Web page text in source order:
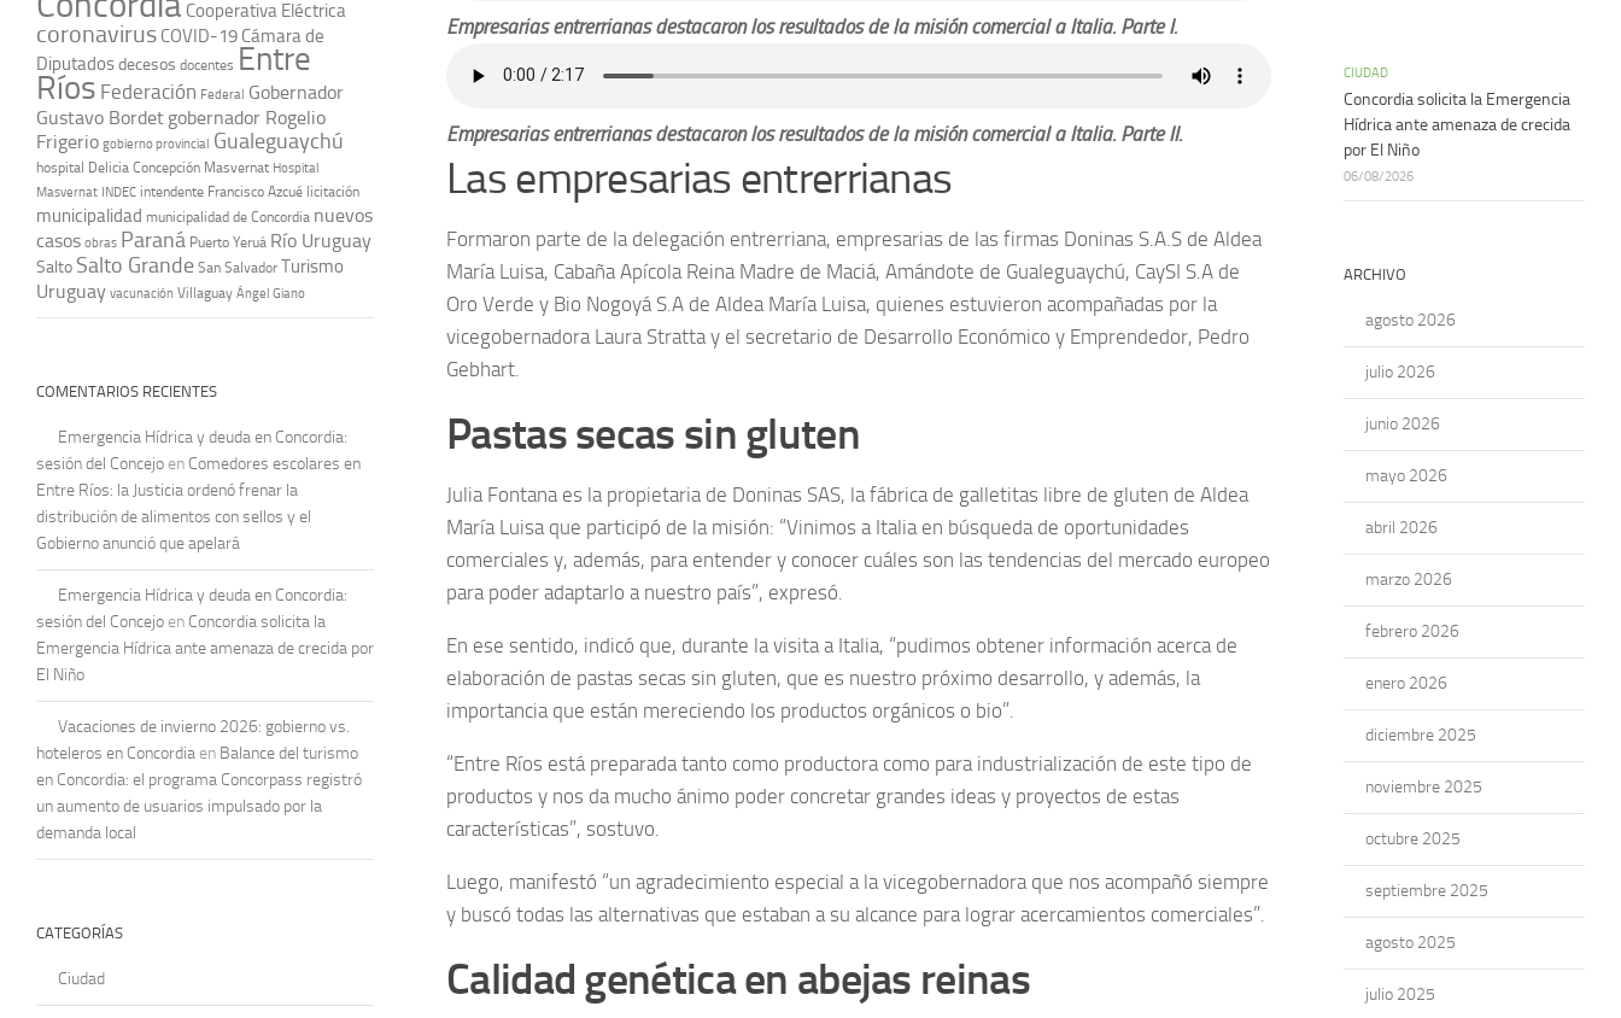
Empresarias entrerrianas destacaron los resultados de la misión comercial a Italia. Parte I.
Empresarias entrerrianas destacaron los resultados de la misión comercial a Italia. Parte II.
Las empresarias entrerrianas
Formaron parte de la delegación entrerriana, empresarias de las firmas Doninas S.A.S de Aldea
María Luisa, Cabaña Apícola Reina Madre de Maciá, Amándote de Gualeguaychú, CaySI S.A de
Oro Verde y Bio Nogoyá S.A de Aldea María Luisa, quienes estuvieron acompañadas por la
vicegobernadora Laura Stratta y el secretario de Desarrollo Económico y Emprendedor, Pedro
Gebhart.
Pastas secas sin gluten
Julia Fontana es la propietaria de Doninas SAS, la fábrica de galletitas libre de gluten de Aldea
María Luisa que participó de la misión: “Vinimos a Italia en búsqueda de oportunidades
comerciales y, además, para entender y conocer cuáles son las tendencias del mercado europeo
para poder adaptarlo a nuestro país”, expresó.
En ese sentido, indicó que, durante la visita a Italia, “pudimos obtener información acerca de
elaboración de pastas secas sin gluten, que es nuestro próximo desarrollo, y además, la
importancia que están mereciendo los productos orgánicos o bio”.
“Entre Ríos está preparada tanto como productora como para industrialización de este tipo de
productos y nos da mucho ánimo poder concretar grandes ideas y proyectos de estas
características”, sostuvo.
Luego, manifestó “un agradecimiento especial a la vicegobernadora que nos acompañó siempre
y buscó todas las alternativas que estaban a su alcance para lograr acercamientos comerciales”.
Calidad genética en abejas reinas
Cooperativa Eléctrica
coronavirus COVID-19 Cámara de
Diputadosdecesos docentes Entre
Ríos Federación Federal Gobernador
Gustavo Bordet gobernador Rogelio
Frigerio gobierno provincial Gualeguaychú
hospital Delicia Concepción Masvernat Hospital
Masvernat INDEC intendente Francisco Azcué licitación
municipalidad municipalidad de Concordia nuevos
casos obras Paraná Puerto Yeruá Río Uruguay
Salto Salto Grande San Salvador Turismo
Uruguay vacunación Villaguay Ángel Giano
COMENTARIOS RECIENTES
Emergencia Hídrica y deuda en Concordia:
sesión del Concejo en Comedores escolares en
Entre Ríos: la Justicia ordenó frenar la
distribución de alimentos con sellos y el
Gobierno anunció que apelará
Emergencia Hídrica y deuda en Concordia:
sesión del Concejo en Concordia solicita la
Emergencia Hídrica ante amenaza de crecida por
El Niño
Vacaciones de invierno 2026: gobierno vs.
hoteleros en Concordia en Balance del turismo
en Concordia: el programa Concorpass registró
un aumento de usuarios impulsado por la
demanda local
CATEGORÍAS
Ciudad
CIUDAD
Concordia solicita la Emergencia
Hídrica ante amenaza de crecida
por El Niño
06/08/2026
ARCHIVO
agosto 2026
julio 2026
junio 2026
mayo 2026
abril 2026
marzo 2026
febrero 2026
enero 2026
diciembre 2025
noviembre 2025
octubre 2025
septiembre 2025
agosto 2025
julio 2025